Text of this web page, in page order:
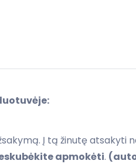
Į tą žinutę atsakyti
apmokėti.